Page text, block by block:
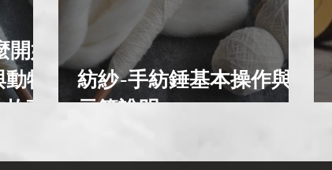
始
物
事
紡紗-手紡錘基本操作與
示範說明